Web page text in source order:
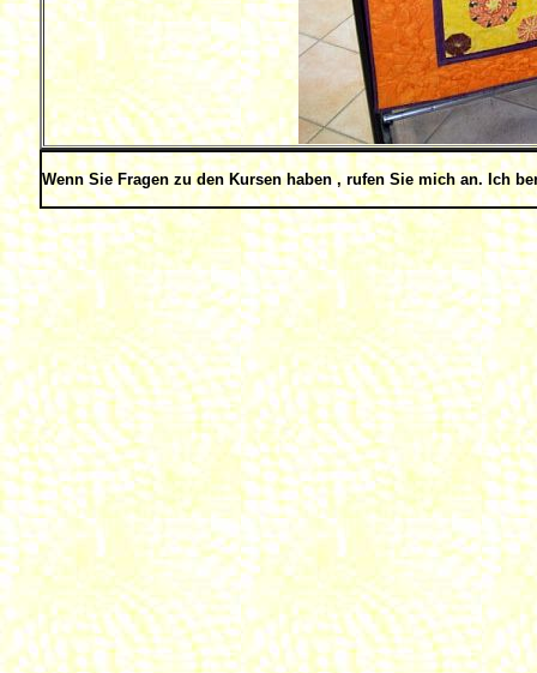
Wenn Sie Fragen zu den Kursen haben , rufen Sie mich an. Ich